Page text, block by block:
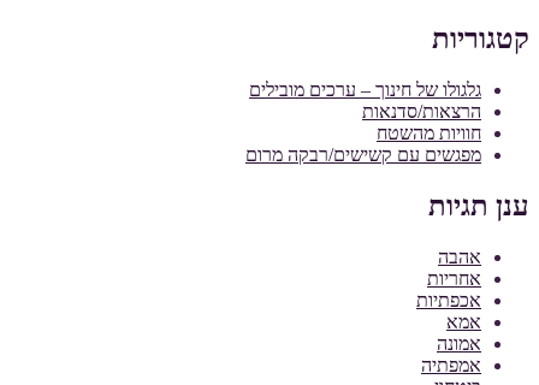
קטגוריות
גלגולו של חינוך – ערכים מובילים
הרצאות/סדנאות
חוויות מהשטח
מפגשים עם קשישים/רבקה מרום
ענן תגיות
אהבה
אחריות
אכפתיות
אמא
אמונה
אמפתיה